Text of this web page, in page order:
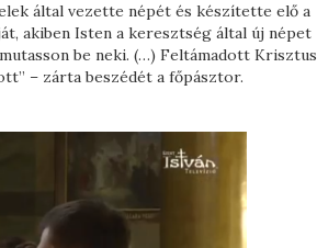
által vezette népét és készítette elő a
akiben Isten a keresztség által új népet
be neki. (…) Feltámadott Krisztus
– zárta beszédét a főpásztor.